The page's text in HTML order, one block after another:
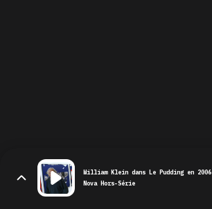
William Klein dans Le Pudding en 2006
Nova Hors-Série